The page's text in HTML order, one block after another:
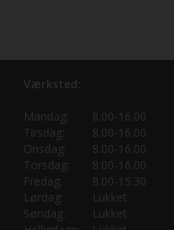
Værksted:
Mandag:
8.00-16.00
Tirsdag:
8.00-16.00
Onsdag:
8.00-16.00
Torsdag:
8.00-16.00
Fredag:
8.00-15.30
Lørdag:
Lukket
Søndag:
Lukket